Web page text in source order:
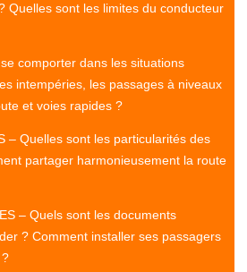
Quelles sont les limites du conducteur
comporter dans les situations
intempéries, les passages à niveaux
et voies rapides ?
– Quelles sont les particularités des
partager harmonieusement la route
– Quels sont les documents
? Comment installer ses passagers